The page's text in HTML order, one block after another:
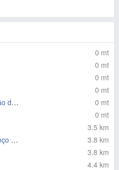
0 mt
0 mt
0 mt
0 mt
Infantebar - Soc. de Exploração de Cafes e Bares
0 mt
0 mt
3.5 km
Maria Manuela Robalo Lourenço Capelo
3.8 km
3.8 km
4.4 km